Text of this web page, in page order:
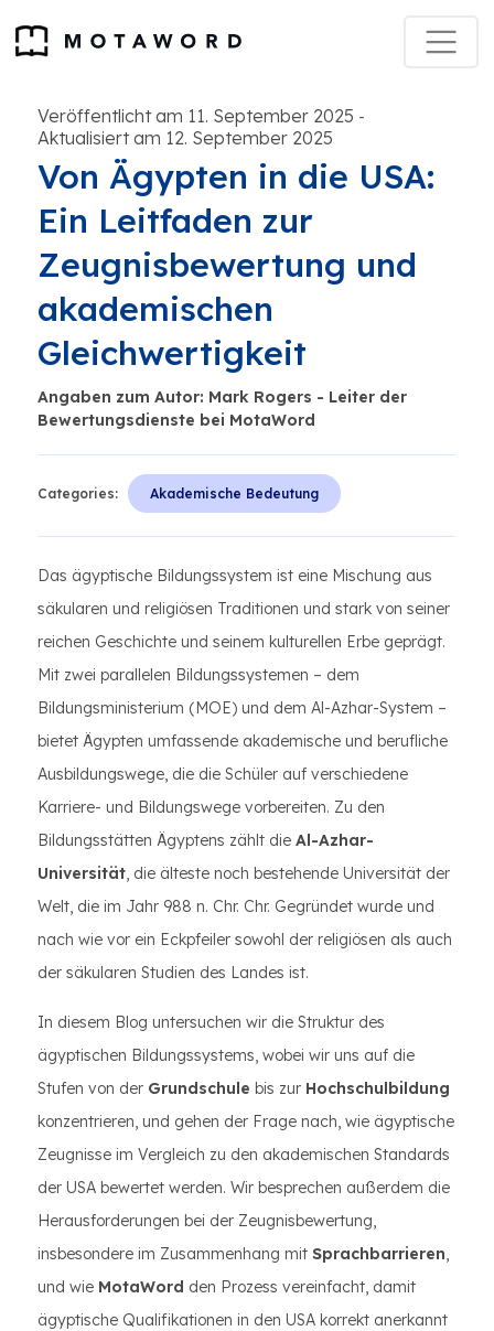
Veröffentlicht am 11. September 2025 -
Aktualisiert am 12. September 2025
Von Ägypten in die USA:
Ein Leitfaden zur
Zeugnisbewertung und
akademischen
Gleichwertigkeit
Angaben zum Autor: Mark Rogers - Leiter der
Bewertungsdienste bei MotaWord
Categories: Akademische Bedeutung
Das ägyptische Bildungssystem ist eine Mischung aus
säkularen und religiösen Traditionen und stark von seiner
reichen Geschichte und seinem kulturellen Erbe geprägt.
Mit zwei parallelen Bildungssystemen – dem
Bildungsministerium (MOE) und dem Al-Azhar-System –
bietet Ägypten umfassende akademische und berufliche
Ausbildungswege, die die Schüler auf verschiedene
Karriere- und Bildungswege vorbereiten. Zu den
Bildungsstätten Ägyptens zählt die Al-Azhar-
Universität, die älteste noch bestehende Universität der
Welt, die im Jahr 988 n. Chr. Chr. Gegründet wurde und
nach wie vor ein Eckpfeiler sowohl der religiösen als auch
der säkularen Studien des Landes ist.
In diesem Blog untersuchen wir die Struktur des
ägyptischen Bildungssystems, wobei wir uns auf die
Stufen von der Grundschule bis zur Hochschulbildung
konzentrieren, und gehen der Frage nach, wie ägyptische
Zeugnisse im Vergleich zu den akademischen Standards
der USA bewertet werden. Wir besprechen außerdem die
Herausforderungen bei der Zeugnisbewertung,
insbesondere im Zusammenhang mit Sprachbarrieren,
und wie MotaWord den Prozess vereinfacht, damit
ägyptische Qualifikationen in den USA korrekt anerkannt